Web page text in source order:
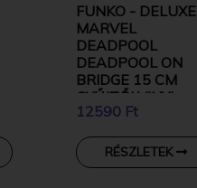
FUNKO - DELUXE
MARVEL
DEADPOOL
DEADPOOL ON
BRIDGE 15 CM
GYŰJTŐI VINYL
KARAKTER
12590 Ft
RÉSZLETEK